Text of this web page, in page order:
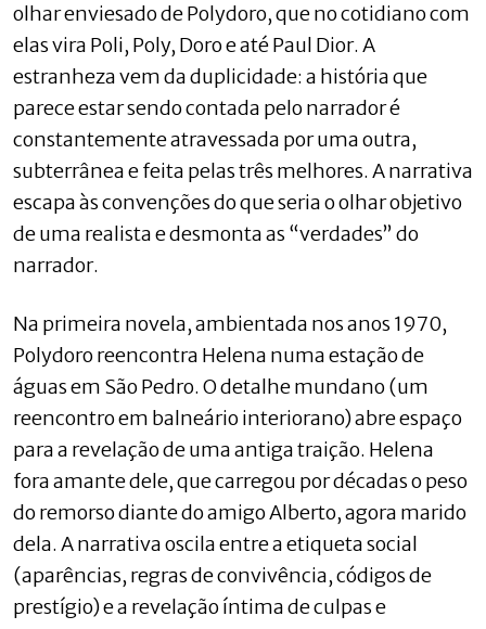
olhar enviesado de Polydoro, que no cotidiano com
elas vira Poli, Poly, Doro e até Paul Dior. A
estranheza vem da duplicidade: a história que
parece estar sendo contada pelo narrador é
constantemente atravessada por uma outra,
subterrânea e feita pelas três melhores. A narrativa
escapa às convenções do que seria o olhar objetivo
de uma realista e desmonta as “verdades” do
narrador.
Na primeira novela, ambientada nos anos 1970,
Polydoro reencontra Helena numa estação de
águas em São Pedro. O detalhe mundano (um
reencontro em balneário interiorano) abre espaço
para a revelação de uma antiga traição. Helena
fora amante dele, que carregou por décadas o peso
do remorso diante do amigo Alberto, agora marido
dela. A narrativa oscila entre a etiqueta social
(aparências, regras de convivência, códigos de
prestígio) e a revelação íntima de culpas e